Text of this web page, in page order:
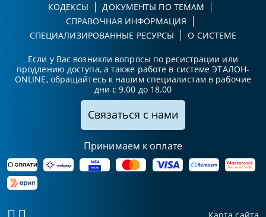
КОДЕКСЫ
ДОКУМЕНТЫ ПО ТЕМАМ
СПРАВОЧНАЯ ИНФОРМАЦИЯ
СПЕЦИАЛИЗИРОВАННЫЕ РЕСУРСЫ
О СИСТЕМЕ
Если у Вас возникли вопросы по регистрации или
продлению доступа, а также работе в системе ЭТАЛОН-
ONLINE, обращайтесь к нашим специалистам в рабочие
дни с 9.00 до 18.00
Связаться с нами
Принимаем к оплате
Карта сайта